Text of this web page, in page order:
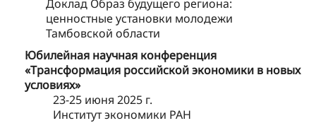
Доклад Образ будущего региона:
ценностные установки молодежи
Тамбовской области
Юбилейная научная конференция
«Трансформация российской экономики в новых
условиях»
23-25 июня 2025 г.
Институт экономики РАН